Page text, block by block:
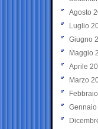
Agosto
Luglio
Giugno
Maggio
Aprile
Marzo